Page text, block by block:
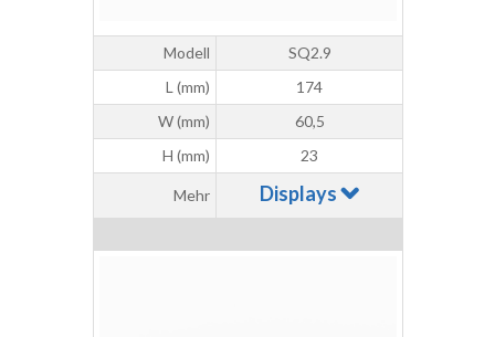
Modell
SQ2.9
L (mm)
174
W (mm)
60,5
H (mm)
23
Mehr Displays